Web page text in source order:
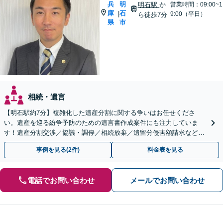
兵
庫
県
|
明
石
市
明石駅 か
ら徒歩7分
営業時間：09:00~1
9:00（平日）
相続・遺言
【明石駅約7分】複雑化した遺産分割に関する争いはお任せくださ
い。遺産を巡る紛争予防のための遺言書作成案件にも注力していま
す！遺産分割交渉／協議・調停／相続放棄／遺留分侵害額請求など
【Web相談可】【初回相談無料】【夜間面談可】
事例を見る(2件) 料金表を見る
電話でお問い合わせ メールでお問い合わせ